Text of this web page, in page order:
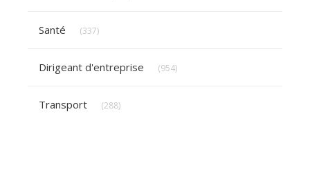
Santé (337)
Dirigeant d'entreprise (954)
Transport (288)